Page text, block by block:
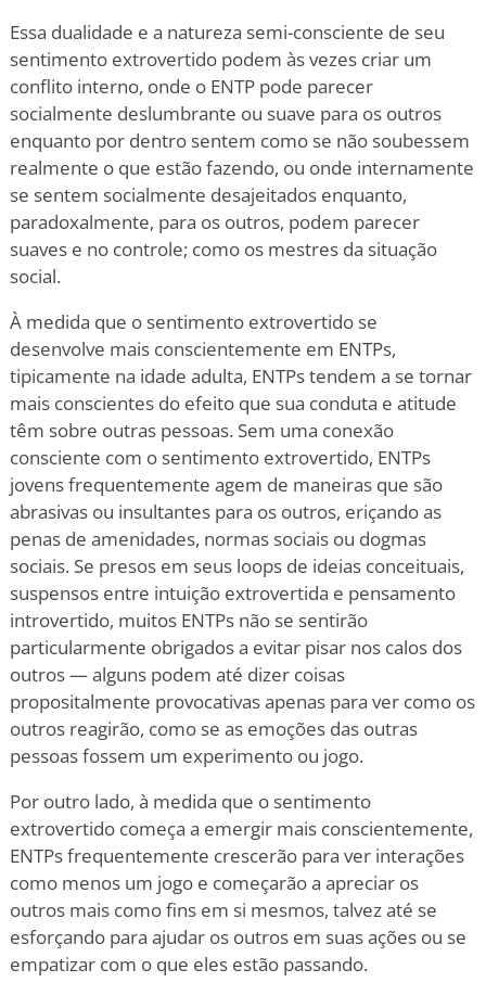
Essa dualidade e a natureza semi-consciente de seu
sentimento extrovertido podem às vezes criar um
conflito interno, onde o ENTP pode parecer
socialmente deslumbrante ou suave para os outros
enquanto por dentro sentem como se não soubessem
realmente o que estão fazendo, ou onde internamente
se sentem socialmente desajeitados enquanto,
paradoxalmente, para os outros, podem parecer
suaves e no controle; como os mestres da situação
social.
À medida que o sentimento extrovertido se
desenvolve mais conscientemente em ENTPs,
tipicamente na idade adulta, ENTPs tendem a se tornar
mais conscientes do efeito que sua conduta e atitude
têm sobre outras pessoas. Sem uma conexão
consciente com o sentimento extrovertido, ENTPs
jovens frequentemente agem de maneiras que são
abrasivas ou insultantes para os outros, eriçando as
penas de amenidades, normas sociais ou dogmas
sociais. Se presos em seus loops de ideias conceituais,
suspensos entre intuição extrovertida e pensamento
introvertido, muitos ENTPs não se sentirão
particularmente obrigados a evitar pisar nos calos dos
outros — alguns podem até dizer coisas
propositalmente provocativas apenas para ver como os
outros reagirão, como se as emoções das outras
pessoas fossem um experimento ou jogo.
Por outro lado, à medida que o sentimento
extrovertido começa a emergir mais conscientemente,
ENTPs frequentemente crescerão para ver interações
como menos um jogo e começarão a apreciar os
outros mais como fins em si mesmos, talvez até se
esforçando para ajudar os outros em suas ações ou se
empatizar com o que eles estão passando.